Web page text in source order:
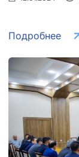
1062
Подробнее